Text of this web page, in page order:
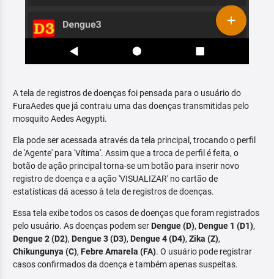
A tela de registros de doenças foi pensada para o usuário do
FuraAedes que já contraiu uma das doenças transmitidas pelo
mosquito Aedes Aegypti.
Ela pode ser acessada através da tela principal, trocando o perfil
de 'Agente' para 'Vítima'. Assim que a troca de perfil é feita, o
botão de ação principal torna-se um botão para inserir novo
registro de doença e a ação 'VISUALIZAR' no cartão de
estatísticas dá acesso à tela de registros de doenças.
Essa tela exibe todos os casos de doenças que foram registrados
pelo usuário. As doenças podem serDengue (D), Dengue 1 (D1),
Dengue 2 (D2), Dengue 3 (D3), Dengue 4 (D4), Zika (Z),
Chikungunya (C), Febre Amarela (FA). O usuário pode registrar
casos confirmados da doença e também apenas suspeitas.